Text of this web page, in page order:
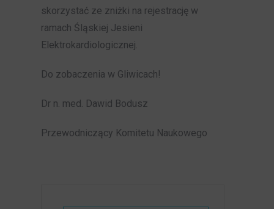
skorzystać ze zniżki na rejestrację w
ramach Śląskiej Jesieni
Elektrokardiologicznej.
Do zobaczenia w Gliwicach!
Dr n. med. Dawid Bodusz
Przewodniczący Komitetu Naukowego